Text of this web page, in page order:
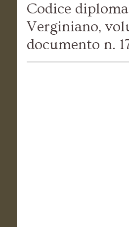
Codice
Verginiano,
documento n.